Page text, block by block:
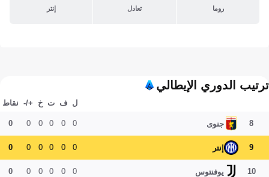
روما تعادل إنتر
ترتيب الدوري الإيطالي
ل ف ت خ +/- نقاط
8 جنوى 0
0
0
0
0
0
9 إنتر 0
0
0
0
0
0
10 يوفنتوس 0
0
0
0
0
0